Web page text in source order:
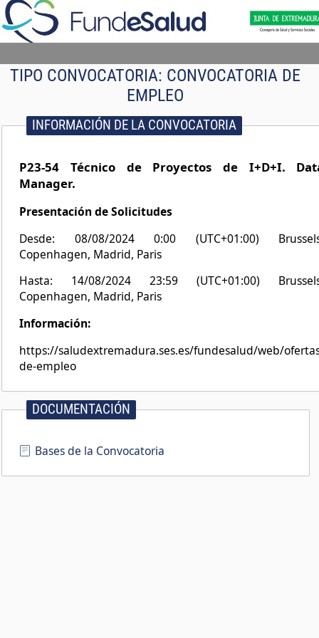
TIPO CONVOCATORIA: CONVOCATORIA DE
EMPLEO
INFORMACIÓN DE LA CONVOCATORIA
P23-54 Técnico de Proyectos de I+D+I.
Manager.
Presentación de Solicitudes
Desde: 08/08/2024 0:00 (UTC+01:00)
Copenhagen, Madrid, Paris
Hasta: 14/08/2024 23:59 (UTC+01:00)
Copenhagen, Madrid, Paris
Información:
https://saludextremadura.ses.es/fundesalud/web/
de-empleo
DOCUMENTACIÓN
Bases de la Convocatoria